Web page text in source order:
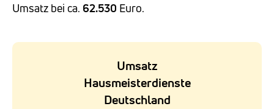
Umsatz bei ca. 62.530 Euro.
Umsatz
Hausmeisterdienste
Deutschland